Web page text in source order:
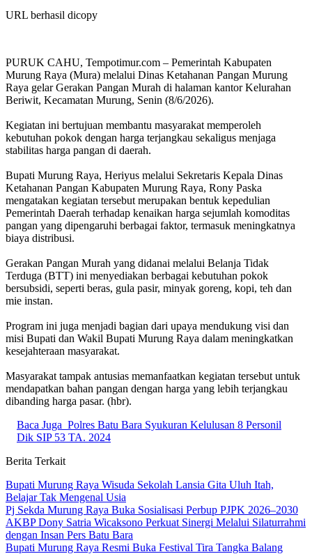
URL berhasil dicopy
PURUK CAHU, Tempotimur.com – Pemerintah Kabupaten
Murung Raya (Mura) melalui Dinas Ketahanan Pangan Murung
Raya gelar Gerakan Pangan Murah di halaman kantor Kelurahan
Beriwit, Kecamatan Murung, Senin (8/6/2026).
Kegiatan ini bertujuan membantu masyarakat memperoleh
kebutuhan pokok dengan harga terjangkau sekaligus menjaga
stabilitas harga pangan di daerah.
Bupati Murung Raya, Heriyus melalui Sekretaris Kepala Dinas
Ketahanan Pangan Kabupaten Murung Raya, Rony Paska
mengatakan kegiatan tersebut merupakan bentuk kepedulian
Pemerintah Daerah terhadap kenaikan harga sejumlah komoditas
pangan yang dipengaruhi berbagai faktor, termasuk meningkatnya
biaya distribusi.
Gerakan Pangan Murah yang didanai melalui Belanja Tidak
Terduga (BTT) ini menyediakan berbagai kebutuhan pokok
bersubsidi, seperti beras, gula pasir, minyak goreng, kopi, teh dan
mie instan.
Program ini juga menjadi bagian dari upaya mendukung visi dan
misi Bupati dan Wakil Bupati Murung Raya dalam meningkatkan
kesejahteraan masyarakat.
Masyarakat tampak antusias memanfaatkan kegiatan tersebut untuk
mendapatkan bahan pangan dengan harga yang lebih terjangkau
dibanding harga pasar. (hbr).
Baca Juga Polres Batu Bara Syukuran Kelulusan 8 Personil
Dik SIP 53 TA. 2024
Berita Terkait
Bupati Murung Raya Wisuda Sekolah Lansia Gita Uluh Itah,
Belajar Tak Mengenal Usia
Pj Sekda Murung Raya Buka Sosialisasi Perbup PJPK 2026–2030
AKBP Dony Satria Wicaksono Perkuat Sinergi Melalui Silaturrahmi
dengan Insan Pers Batu Bara
Bupati Murung Raya Resmi Buka Festival Tira Tangka Balang